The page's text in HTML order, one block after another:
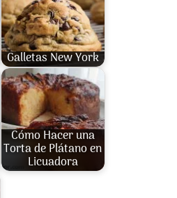
Galletas New York
Cómo Hacer una
Torta de Plátano en
Licuadora